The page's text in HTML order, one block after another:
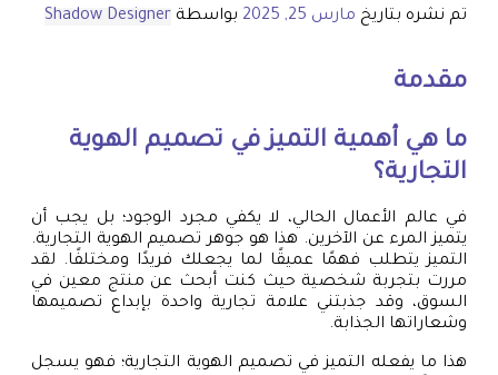
تم نشره بتاريخ مارس 25, 2025 بواسطة Shadow Designer
مقدمة
ما هي أهمية التميز في تصميم الهوية
التجارية؟
في عالم الأعمال الحالي، لا يكفي مجرد الوجود؛ بل يجب أن
يتميز المرء عن الآخرين. هذا هو جوهر تصميم الهوية التجارية.
التميز يتطلب فهمًا عميقًا لما يجعلك فريدًا ومختلفًا. لقد
مررت بتجربة شخصية حيث كنت أبحث عن منتج معين في
السوق، وقد جذبتني علامة تجارية واحدة بإبداع تصميمها
وشعاراتها الجذابة.
هذا ما يفعله التميز في تصميم الهوية التجارية؛ فهو يسجل